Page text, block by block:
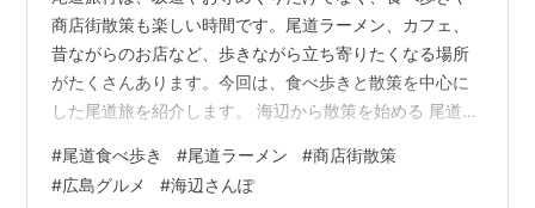
商店街散策も楽しい時間です。尾道ラーメン、カフェ、
昔ながらのお店など、歩きながら立ち寄りたくなる場所
がたくさんあります。今回は、食べ歩きと散策を中心に
した尾道旅を紹介します。 海辺から散策を始める 尾道に
す。穏やかな海を眺めながら歩くと、旅の気分が自然と
高まります。駅周辺から商店街へ向かう流れも分かりや
#尾道食べ歩き #尾道ラーメン #商店街散策
#広島グルメ #海辺さんぽ